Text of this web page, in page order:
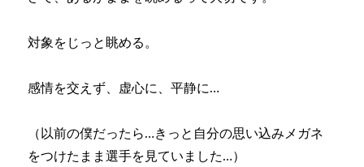
対象をじっと眺める。
感情を交えず、虚心に、平静に…
（以前の僕だったら…きっと自分の思い込みメガネ
をつけたまま選手を見ていました…）